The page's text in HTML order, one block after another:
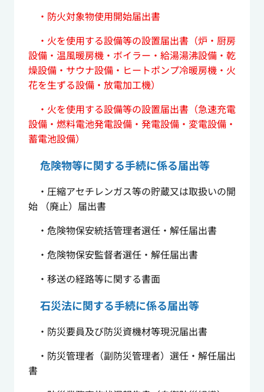
・防火対象物使用開始届出書
・火を使用する設備等の設置届出書（炉・厨房
設備・温風暖房機・ボイラー・給湯湯沸設備・乾
燥設備・サウナ設備・ヒートポンプ冷暖房機・火
花を生ずる設備・放電加工機）
・火を使用する設備等の設置届出書（急速充電
設備・燃料電池発電設備・発電設備・変電設備・
蓄電池設備）
危険物等に関する手続に係る届出等
・圧縮アセチレンガス等の貯蔵⼜は取扱いの開
始 （廃止）届出書
・危険物保安統括管理者選任・解任届出書
・危険物保安監督者選任・解任届出書
・移送の経路等に関する書⾯
⽯災法に関する⼿続に係る届出等
・防災要員及び防災資機材等現況届出書
・防災管理者（副防災管理者）選任・解任届出
書